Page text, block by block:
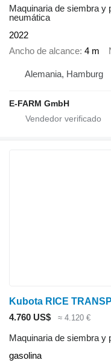
Maquinaria de siembra y
neumática
2022
Ancho de alcance 4 m
Alemania, Hamburg
E-FARM GmbH
Kubota RICE
4.760 US$
≈ 4.120 €
Maquinaria de siembra y
gasolina